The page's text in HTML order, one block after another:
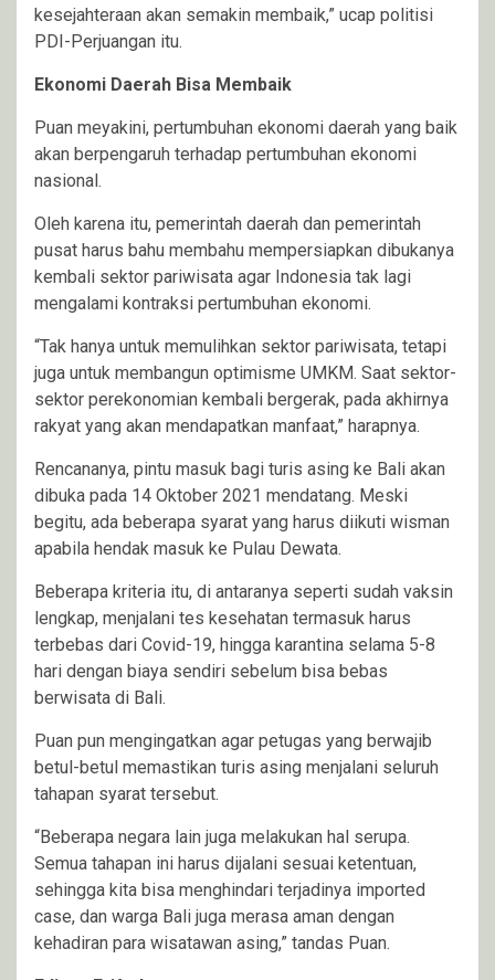
kesejahteraan akan semakin membaik,” ucap politisi
PDI-Perjuangan itu.
Ekonomi Daerah Bisa Membaik
Puan meyakini, pertumbuhan ekonomi daerah yang baik
akan berpengaruh terhadap pertumbuhan ekonomi
nasional.
Oleh karena itu, pemerintah daerah dan pemerintah
pusat harus bahu membahu mempersiapkan dibukanya
kembali sektor pariwisata agar Indonesia tak lagi
mengalami kontraksi pertumbuhan ekonomi.
“Tak hanya untuk memulihkan sektor pariwisata, tetapi
juga untuk membangun optimisme UMKM. Saat sektor-
sektor perekonomian kembali bergerak, pada akhirnya
rakyat yang akan mendapatkan manfaat,” harapnya.
Rencananya, pintu masuk bagi turis asing ke Bali akan
dibuka pada 14 Oktober 2021 mendatang. Meski
begitu, ada beberapa syarat yang harus diikuti wisman
apabila hendak masuk ke Pulau Dewata.
Beberapa kriteria itu, di antaranya seperti sudah vaksin
lengkap, menjalani tes kesehatan termasuk harus
terbebas dari Covid-19, hingga karantina selama 5-8
hari dengan biaya sendiri sebelum bisa bebas
berwisata di Bali.
Puan pun mengingatkan agar petugas yang berwajib
betul-betul memastikan turis asing menjalani seluruh
tahapan syarat tersebut.
“Beberapa negara lain juga melakukan hal serupa.
Semua tahapan ini harus dijalani sesuai ketentuan,
sehingga kita bisa menghindari terjadinya imported
case, dan warga Bali juga merasa aman dengan
kehadiran para wisatawan asing,” tandas Puan.